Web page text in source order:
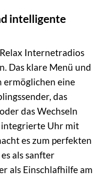
intelligente
Internetradios
Das klare Menü und
ermöglichen eine
das
das Wechseln
integrierte Uhr mit
es zum perfekten
als sanfter
als Einschlafhilfe am